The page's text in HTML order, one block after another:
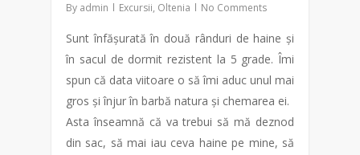
By admin Excursii, Oltenia No Comments
Sunt înfășurată în două rânduri de haine și
în sacul de dormit rezistent la 5 grade. Îmi
spun că data viitoare o să îmi aduc unul mai
gros și înjur în barbă natura și chemarea ei.
Asta înseamnă că va trebui să mă deznod
din sac, să mai iau ceva haine pe mine, să